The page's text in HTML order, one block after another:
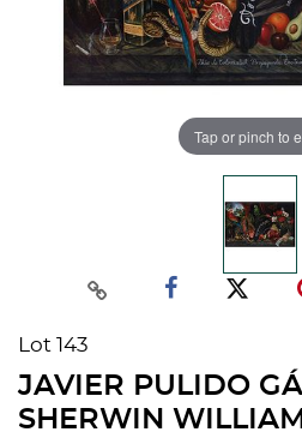
Tap or pinch to
Lot 143
JAVIER PULIDO
SHERWIN